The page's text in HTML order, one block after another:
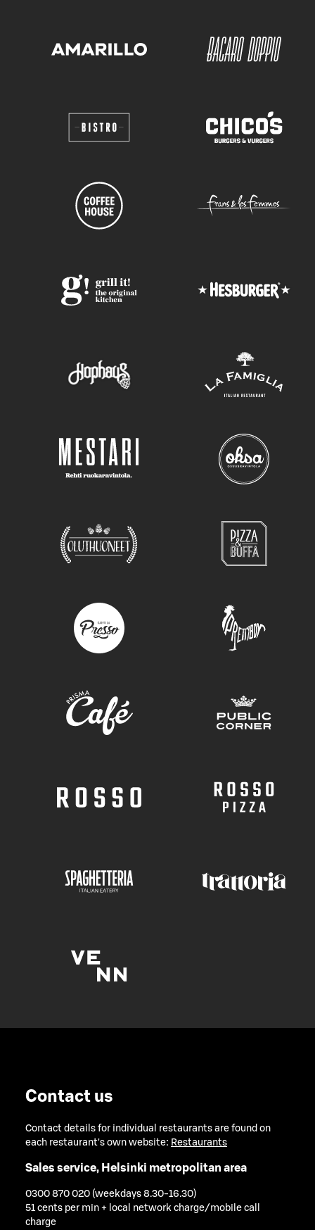
Contact us
Contact details for individual restaurants are found on
each restaurant's own website: Restaurants
Sales service, Helsinki metropolitan area
0300 870 020 (weekdays 8.30-16.30)
51 cents per min + local network charge/mobile call
charge